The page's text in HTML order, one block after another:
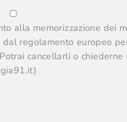
alla memorizzazione dei
regolamento europeo
cancellarli o chiederne